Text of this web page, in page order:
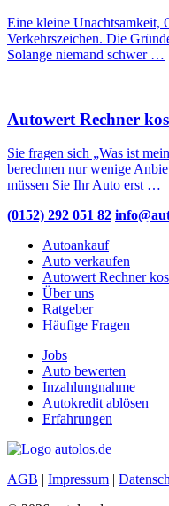
Eine kleine Unachtsamkeit,
Verkehrszeichen. Die
Solange niemand schwer …
Autowert Rechner
Sie fragen sich „Was ist
berechnen nur wenige
müssen Sie Ihr Auto erst …
(0152) 292 051 82
Autoankauf
Auto verkaufen
Autowert Rechner
Über uns
Ratgeber
Häufige Fragen
Jobs
Auto bewerten
Inzahlungnahme
Autokredit ablösen
Erfahrungen
AGB | Impressum |